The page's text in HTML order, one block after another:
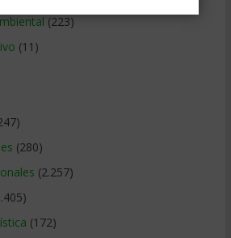
(223)
(11)
(280)
(2.257)
(172)